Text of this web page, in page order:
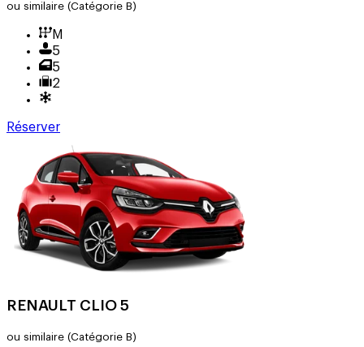
ou similaire (Catégorie B)
M
5
5
2
Réserver
RENAULT CLIO 5
ou similaire (Catégorie B)